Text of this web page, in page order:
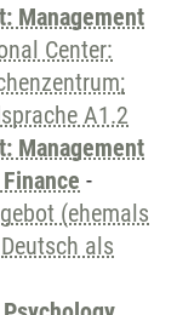
Management
Center:
A1.2
Management
-
(ehemals
Deutsch als